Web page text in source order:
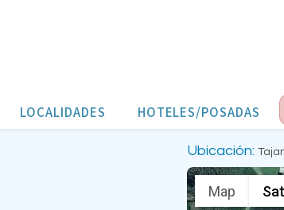
LOCALIDADES HOTELES/POSADAS
Ubicación:
Map